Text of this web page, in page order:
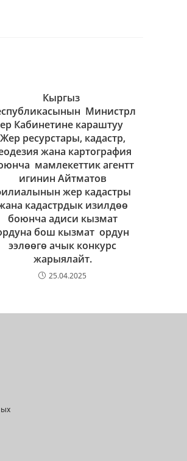
Кыргыз
Министрл
ер Кабинетине караштуу
Жер ресурстары, кадастр,
жана картография
мамлекеттик агентт
игинин Айтматов
жер кадастры
кадастрдык изилдөө
боюнча адиси кызмат
бош кызмат ордун
ээлөөгө ачык конкурс
жарыялайт.
25.04.2025